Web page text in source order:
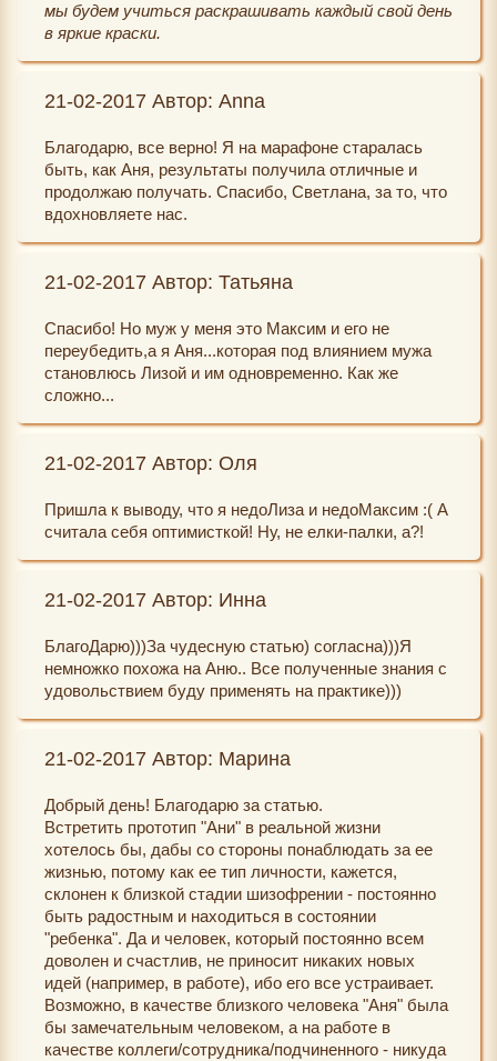
мы будем учиться раскрашивать каждый свой день
в яркие краски.
21-02-2017 Автор: Anna
Благодарю, все верно! Я на марафоне старалась
быть, как Аня, результаты получила отличные и
продолжаю получать. Спасибо, Светлана, за то, что
вдохновляете нас.
21-02-2017 Автор: Татьяна
Спасибо! Но муж у меня это Максим и его не
переубедить,а я Аня...которая под влиянием мужа
становлюсь Лизой и им одновременно. Как же
сложно...
21-02-2017 Автор: Оля
Пришла к выводу, что я недоЛиза и недоМаксим :( А
считала себя оптимисткой! Ну, не елки-палки, а?!
21-02-2017 Автор: Инна
БлагоДарю)))За чудесную статью) согласна)))Я
немножко похожа на Аню.. Все полученные знания с
удовольствием буду применять на практике)))
21-02-2017 Автор: Марина
Добрый день! Благодарю за статью.
Встретить прототип "Ани" в реальной жизни
хотелось бы, дабы со стороны понаблюдать за ее
жизнью, потому как ее тип личности, кажется,
склонен к близкой стадии шизофрении - постоянно
быть радостным и находиться в состоянии
"ребенка". Да и человек, который постоянно всем
доволен и счастлив, не приносит никаких новых
идей (например, в работе), ибо его все устраивает.
Возможно, в качестве близкого человека "Аня" была
бы замечательным человеком, а на работе в
качестве коллеги/сотрудника/подчиненного - никуда